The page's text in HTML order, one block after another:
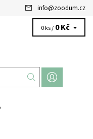
info@zoodum.cz
0 ks / 0 Kč